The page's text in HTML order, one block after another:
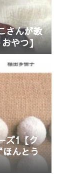
さんが教
やつ】
ズ1【ク
んとう